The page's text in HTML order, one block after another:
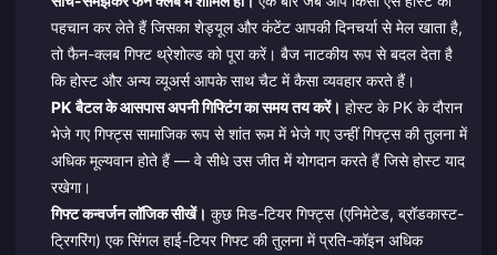
पहचान कर लेते हैं जिसका शेड्यूल और कंटेंट आपकी दिनचर्या से मेल खाता है,
तो फैन-क्लब गिफ्ट थ्रेशोल्ड को पूरा करें। बैज नाटकीय रूप से बदल देता है
कि होस्ट और अन्य व्यूअर्स आपके साथ चैट में कैसा व्यवहार करते हैं।
PK बैटल के आसपास अपनी गिफ्टिंग का समय तय करें। होस्ट के PK के दौरान
भेजे गए गिफ्ट्स सामाजिक रूप से शांत रूम में भेजे गए उन्हीं गिफ्ट्स की तुलना में
अधिक मूल्यवान होते हैं — वे सीधे उस जीत में योगदान करते हैं जिसे होस्ट याद
रखेगा।
गिफ्ट कन्वर्जन लॉजिक सीखें। कुछ मिड-टियर गिफ्ट्स (एनिमेटेड, ब्रॉडकास्ट-
ट्रिगरिंग) एक सिंगल हाई-टियर गिफ्ट की तुलना में प्रति-कॉइन अधिक